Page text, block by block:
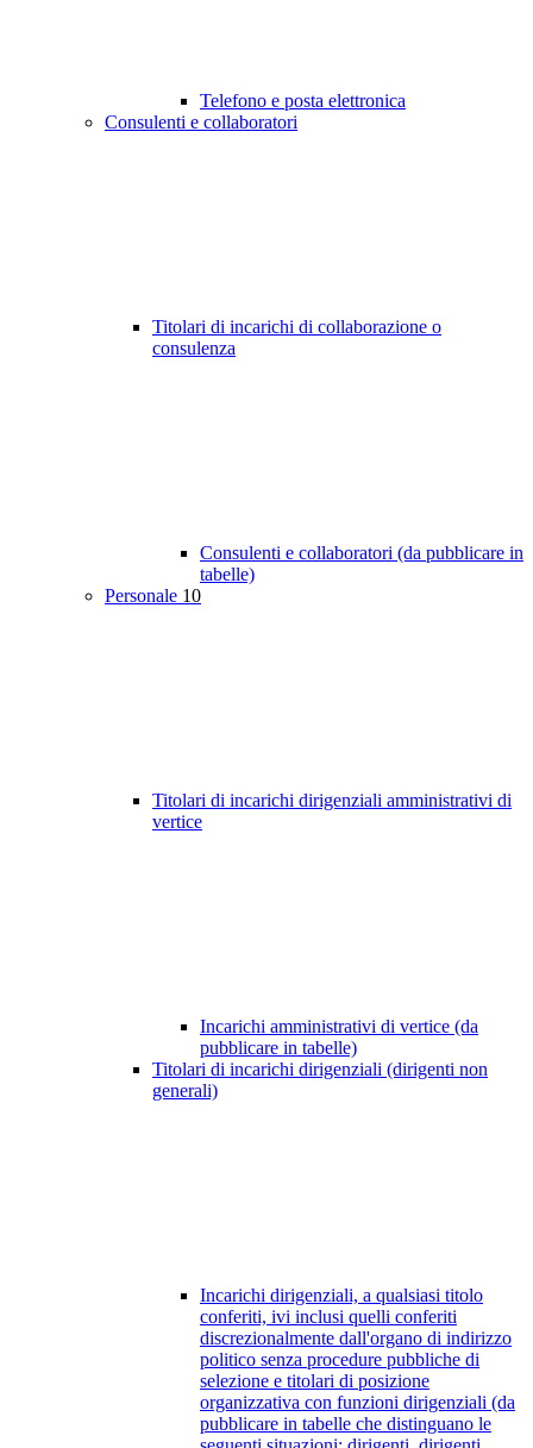
Telefono e posta elettronica
Consulenti e collaboratori
Titolari di incarichi di collaborazione o
consulenza
Consulenti e collaboratori (da pubblicare in
tabelle)
Personale 10
Titolari di incarichi dirigenziali amministrativi di
vertice
Incarichi amministrativi di vertice (da
pubblicare in tabelle)
Titolari di incarichi dirigenziali (dirigenti non
generali)
Incarichi dirigenziali, a qualsiasi titolo
conferiti, ivi inclusi quelli conferiti
discrezionalmente dall'organo di indirizzo
politico senza procedure pubbliche di
selezione e titolari di posizione
organizzativa con funzioni dirigenziali (da
pubblicare in tabelle che distinguano le